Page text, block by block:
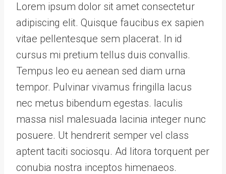
Lorem ipsum dolor sit amet consectetur
adipiscing elit. Quisque faucibus ex sapien
vitae pellentesque sem placerat. In id
cursus mi pretium tellus duis convallis.
Tempus leo eu aenean sed diam urna
tempor. Pulvinar vivamus fringilla lacus
nec metus bibendum egestas. Iaculis
massa nisl malesuada lacinia integer nunc
posuere. Ut hendrerit semper vel class
aptent taciti sociosqu. Ad litora torquent per
conubia nostra inceptos himenaeos.